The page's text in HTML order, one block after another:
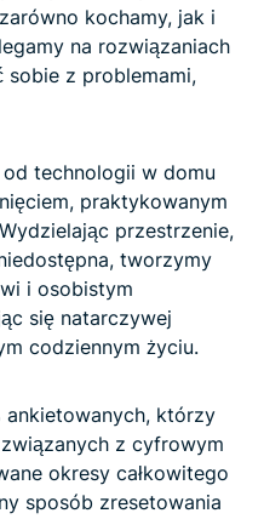
kochamy, jak i
na rozwiązaniach
z problemami,
technologii w domu
praktykowanym
przestrzenie,
tworzymy
i osobistym
się natarczywej
codziennym życiu.
ankietowanych, którzy
z cyfrowym
okresy całkowitego
sposób zresetowania